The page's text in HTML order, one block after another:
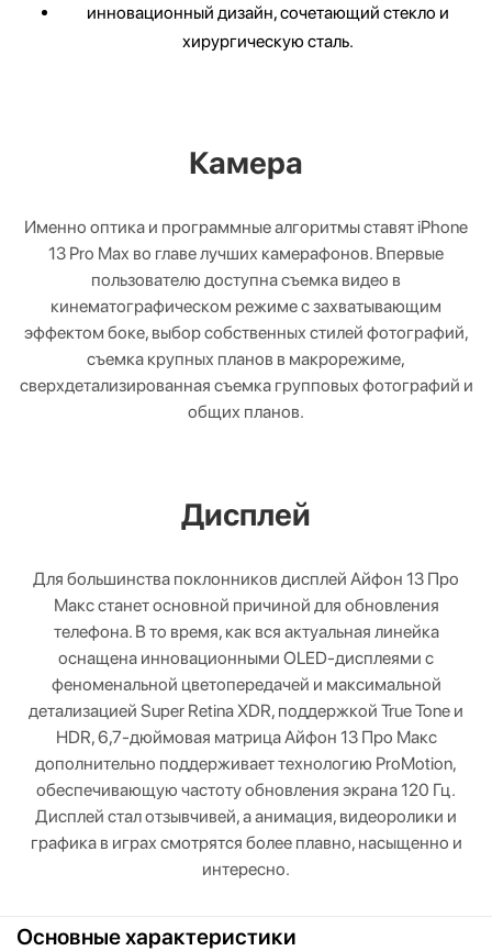
инновационный дизайн, сочетающий стекло и
хирургическую сталь.
Камера
Именно оптика и программные алгоритмы ставят iPhone
13 Pro Max во главе лучших камерафонов. Впервые
пользователю доступна съемка видео в
кинематографическом режиме с захватывающим
эффектом боке, выбор собственных стилей фотографий,
съемка крупных планов в макрорежиме,
сверхдетализированная съемка групповых фотографий и
общих планов.
Дисплей
Для большинства поклонников дисплей Айфон 13 Про
Макс станет основной причиной для обновления
телефона. В то время, как вся актуальная линейка
оснащена инновационными OLED-дисплеями с
феноменальной цветопередачей и максимальной
детализацией Super Retina XDR, поддержкой True Tone и
HDR, 6,7-дюймовая матрица Айфон 13 Про Макс
дополнительно поддерживает технологию ProMotion,
обеспечивающую частоту обновления экрана 120 Гц.
Дисплей стал отзывчивей, а анимация, видеоролики и
графика в играх смотрятся более плавно, насыщенно и
интересно.
Основные характеристики